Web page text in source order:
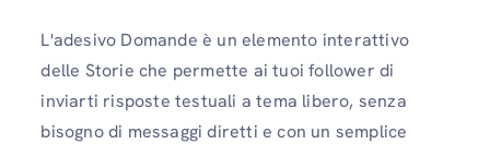
L'adesivo Domande è un elemento interattivo
delle Storie che permette ai tuoi follower di
inviarti risposte testuali a tema libero, senza
bisogno di messaggi diretti e con un semplice